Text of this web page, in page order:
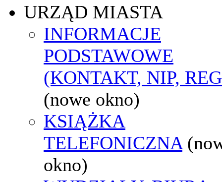
URZĄD MIASTA
INFORMACJE
PODSTAWOWE
(KONTAKT, NIP,
(nowe okno)
KSIĄŻKA
TELEFONICZNA
okno)